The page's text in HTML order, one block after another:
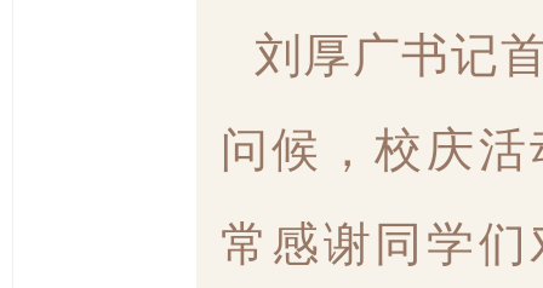
刘厚广书记
问候，校庆
常感谢同学